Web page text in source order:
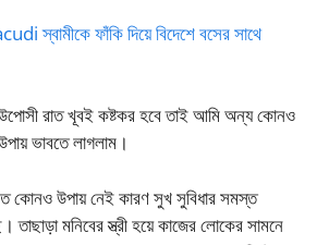
ফাঁকি দিয়ে বিদেশে বসের সাথে
রাত খূবই কষ্টকর হবে তাই আমি অন্য কোনও
ভাবতে লাগলাম।
কোনও উপায় নেই কারণ সুখ সুবিধার সমস্ত
তাছাড়া মনিবের স্ত্রী হয়ে কাজের লোকের সামনে